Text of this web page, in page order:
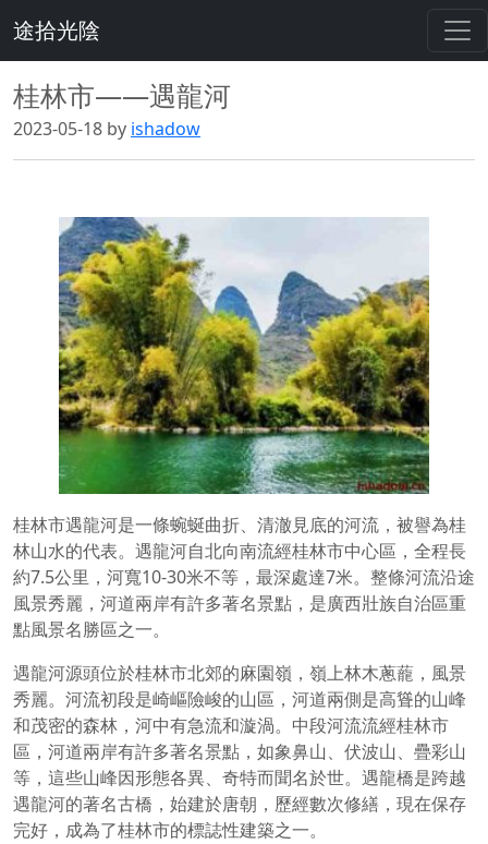
途拾光陰
桂林市——遇龍河
2023-05-18 by ishadow
桂林市遇龍河是一條蜿蜒曲折、清澈見底的河流，被譽為桂
林山水的代表。遇龍河自北向南流經桂林市中心區，全程長
約7.5公里，河寬10-30米不等，最深處達7米。整條河流沿途
風景秀麗，河道兩岸有許多著名景點，是廣西壯族自治區重
點風景名勝區之一。
遇龍河源頭位於桂林市北郊的麻園嶺，嶺上林木蔥蘢，風景
秀麗。河流初段是崎嶇險峻的山區，河道兩側是高聳的山峰
和茂密的森林，河中有急流和漩渦。中段河流流經桂林市
區，河道兩岸有許多著名景點，如象鼻山、伏波山、疊彩山
等，這些山峰因形態各異、奇特而聞名於世。遇龍橋是跨越
遇龍河的著名古橋，始建於唐朝，歷經數次修繕，現在保存
完好，成為了桂林市的標誌性建築之一。